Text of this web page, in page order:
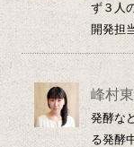
ず３人
開発担
峰村
発酵な
る発酵